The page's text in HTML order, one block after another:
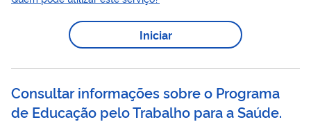
promoção dasaúdee de modos de vida saudáveis, por meio
de ações como práticas corporais e atividades físicas,
promoção da alimentação saudável, educação em
Iniciar
Consultar informações sobre o Programa
de Educação pelo Trabalho para a Saúde.